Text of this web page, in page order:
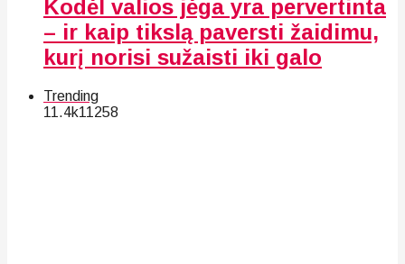
Kodėl valios jėga yra pervertinta
– ir kaip tikslą paversti žaidimu,
kurį norisi sužaisti iki galo
Trending
11.4k11258